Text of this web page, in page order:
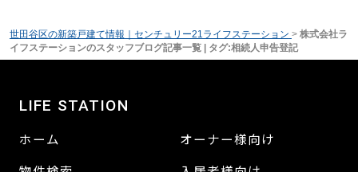
世田谷区の新築戸建て情報｜センチュリー21ライフステーション > 株式会社ラ
イフステーションのスタッフブログ記事一覧 | タグ:相続人申告登記
LIFE STATION
ホーム
オーナー様向け